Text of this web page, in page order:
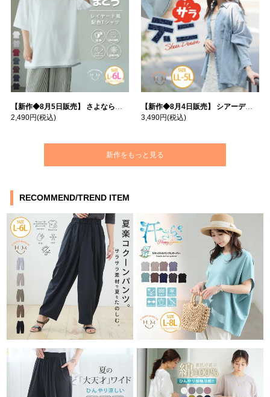
【新作◆8月5日販売】 さよなら猛暑 涼しさを着る 遮熱 接触冷感 吸水・速乾 五分袖 コンフォートメッシュ 配色レイヤード 風ゆる Tシャツ | 大きいサイズの通販ならハッピーマリリン
2,490円(税込)
【新作◆8月4日販売】 シアーデニムで お洒落に肌隠し | 大きいサイズの通販ならハッピーマリリン
3,490円(税込)
新作をもっと見る
RECOMMEND/TREND ITEM